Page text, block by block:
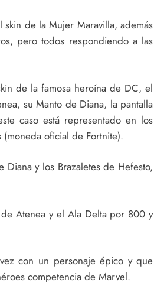
de la Mujer Maravilla, además
pero todos respondiendo a las
de la famosa heroína de DC, el
su Manto de Diana, la pantalla
caso está representado en los
oficial de Fortnite).
y los Brazaletes de Hefesto,
Atenea y el Ala Delta por 800 y
con un personaje épico y que
competencia de Marvel.